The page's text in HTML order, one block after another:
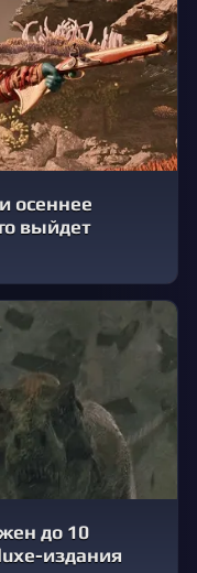
осеннее
выйдет
до 10
издания